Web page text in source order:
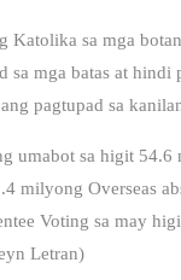
Katolika sa mga
sa mga batas at
pagtupad sa
umabot sa higit
milyong Overseas
Voting sa may
Letran)